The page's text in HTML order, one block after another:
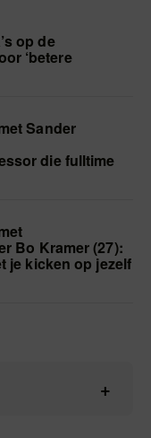
op de
‘betere
Sander
die fulltime
Bo Kramer (27):
je kicken op jezelf